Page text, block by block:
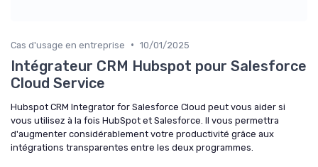
Cas d'usage en entreprise • 10/01/2025
Intégrateur CRM Hubspot pour Salesforce
Cloud Service
Hubspot CRM Integrator for Salesforce Cloud peut vous aider si
vous utilisez à la fois HubSpot et Salesforce. Il vous permettra
d'augmenter considérablement votre productivité grâce aux
intégrations transparentes entre les deux programmes.